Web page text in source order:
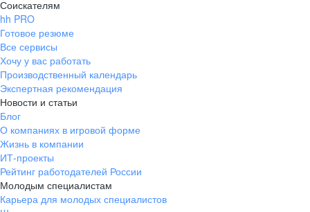
Соискателям
hh PRO
Готовое резюме
Все сервисы
Хочу у вас работать
Производственный календарь
Экспертная рекомендация
Новости и статьи
Блог
О компаниях в игровой форме
Жизнь в компании
ИТ-проекты
Рейтинг работодателей России
Молодым специалистам
Карьера для молодых специалистов